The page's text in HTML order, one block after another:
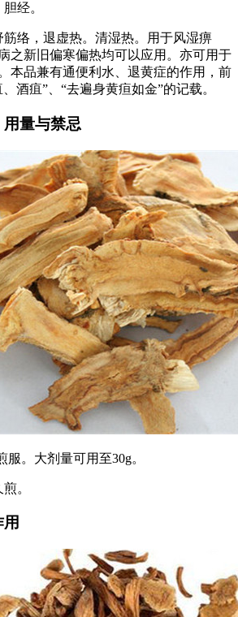
经。
络，退虚热。清湿热。用于风湿痹
之新旧偏寒偏热均可以应用。亦可用于
本品兼有通便利水、退黄症的作用，前
酒疽”、“去遍身黄疸如金”的记载。
量与禁忌
服。大剂量可用至30g。
。